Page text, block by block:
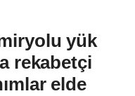
yük
rekabetçi
elde